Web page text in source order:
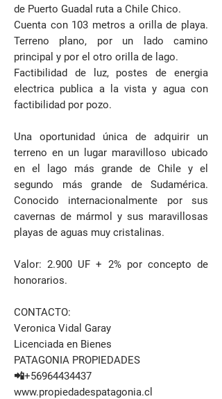
de Puerto Guadal ruta a Chile Chico.
Cuenta con 103 metros a orilla de playa.
Terreno plano, por un lado camino
principal y por el otro orilla de lago.
Factibilidad de luz, postes de energia
electrica publica a la vista y agua con
factibilidad por pozo.
Una oportunidad única de adquirir un
terreno en un lugar maravilloso ubicado
en el lago más grande de Chile y el
segundo más grande de Sudamérica.
Conocido internacionalmente por sus
cavernas de mármol y sus maravillosas
playas de aguas muy cristalinas.
Valor: 2.900 UF + 2% por concepto de
honorarios.
CONTACTO:
Veronica Vidal Garay
Licenciada en Bienes
PATAGONIA PROPIEDADES
📲+56964434437
www.propiedadespatagonia.cl